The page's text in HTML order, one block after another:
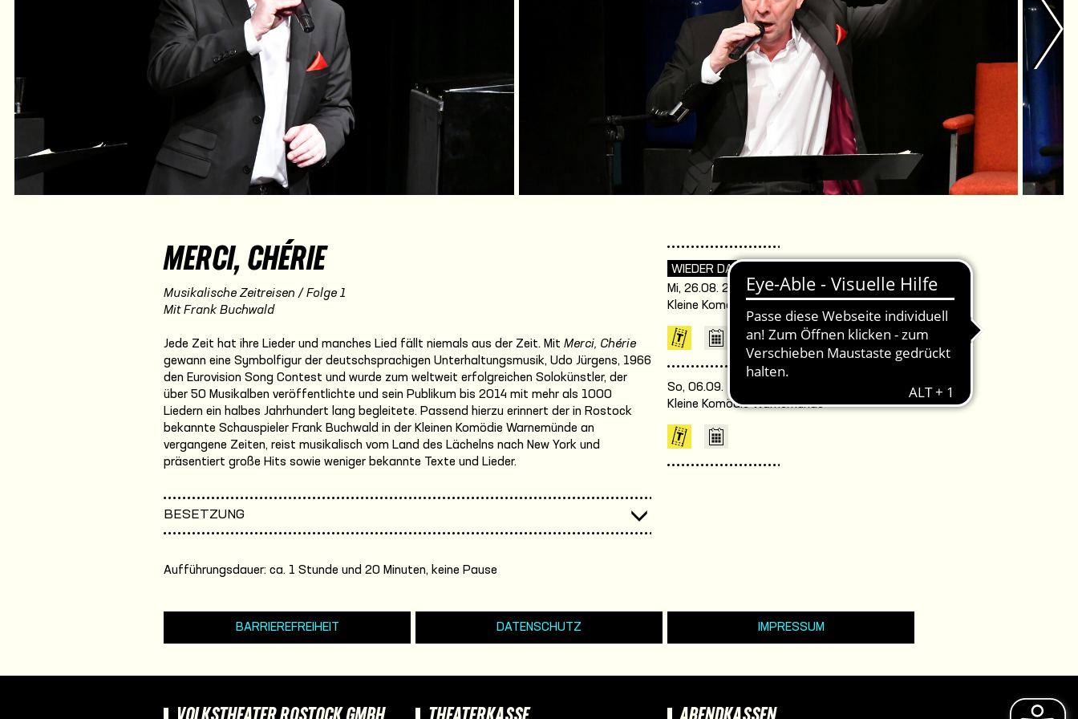
MERCI, CHÉRIE
Musikalische Zeitreisen / Folge 1
Mit Frank Buchwald
Jede Zeit hat ihre Lieder und manches Lied fällt niemals aus der Zeit. Mit Merci, Chérie
gewann eine Symbolfigur der deutschsprachigen Unterhaltungsmusik, Udo Jürgens, 1966
den Eurovision Song Contest und wurde zum weltweit erfolgreichen Solokünstler, der
über 50 Musikalben veröffentlichte und sein Publikum bis 2014 mit mehr als 1000
Liedern ein halbes Jahrhundert lang begleitete. Passend hierzu erinnert der in Rostock
bekannte Schauspieler Frank Buchwald in der Kleinen Komödie Warnemünde an
vergangene Zeiten, reist musikalisch vom Land des Lächelns nach New York und
präsentiert große Hits sowie weniger bekannte Texte und Lieder.
BESETZUNG
Aufführungsdauer: ca. 1 Stunde und 20 Minuten, keine Pause
WIEDER DA
Mi, 26.08. 20:00 Uhr /
Kleine Komödie Warnemünde
So, 06.09. 18:00 Uhr /
Kleine Komödie Warnemünde
BARRIEREFREIHEIT DATENSCHUTZ IMPRESSUM